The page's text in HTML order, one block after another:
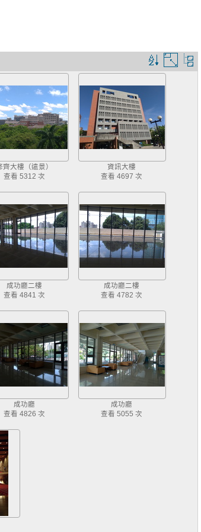
排
序
圖
齊大樓（遠景）
查看 5312 次
資訊大樓
查看 4697 次
成功廳二樓
查看 4841 次
成功廳二樓
查看 4782 次
成功廳
查看 4826 次
成功廳
查看 5055 次